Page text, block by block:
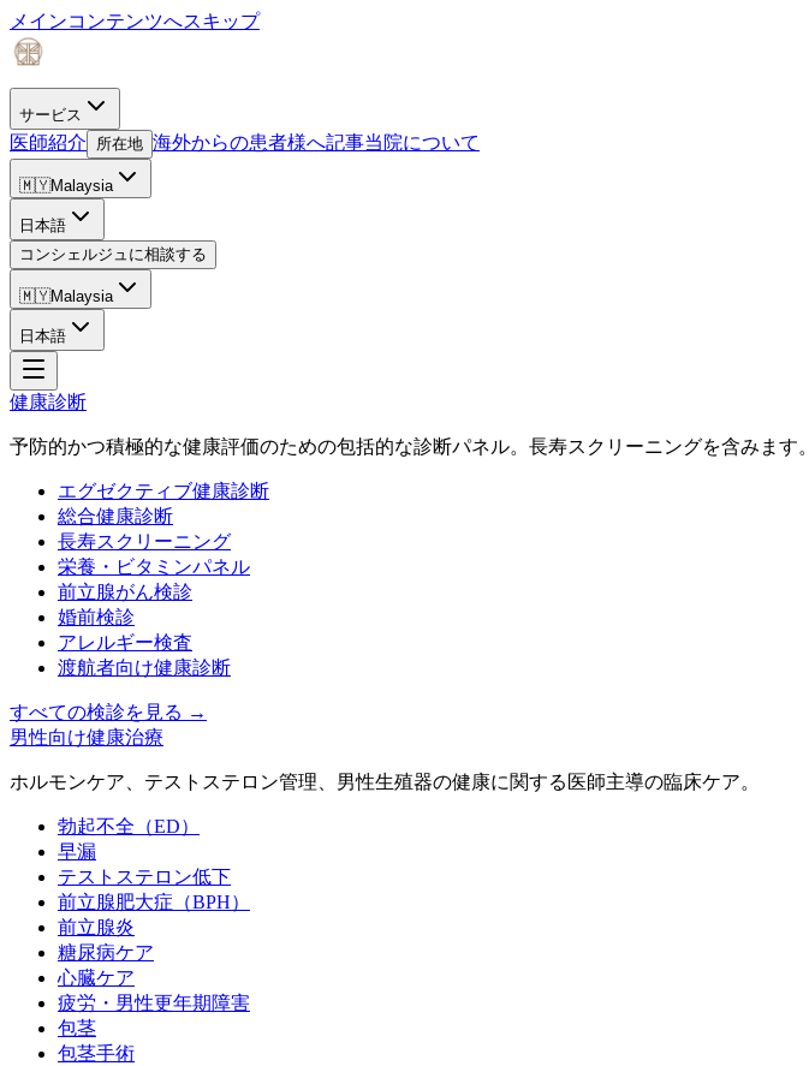
メインコンテンツへスキップ
サービス
医師紹介 所在地 海外からの患者様へ記事当院について
🇲🇾Malaysia
日本語
コンシェルジュに相談する
🇲🇾Malaysia
日本語
健康診断
予防的かつ積極的な健康評価のための包括的な診断パネル。長寿スクリーニングを含みます。
エグゼクティブ健康診断
総合健康診断
長寿スクリーニング
栄養・ビタミンパネル
前立腺がん検診
婚前検診
アレルギー検査
渡航者向け健康診断
すべての検診を見る →
男性向け健康治療
ホルモンケア、テストステロン管理、男性生殖器の健康に関する医師主導の臨床ケア。
勃起不全（ED）
早漏
テストステロン低下
前立腺肥大症（BPH）
前立腺炎
糖尿病ケア
心臓ケア
疲労・男性更年期障害
包茎
包茎手術